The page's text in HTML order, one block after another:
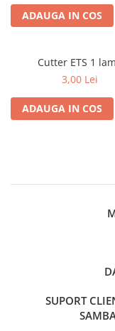
ADAUGA IN COS
Cutter ETS 1
3,00 Lei
ADAUGA IN COS
SUPORT